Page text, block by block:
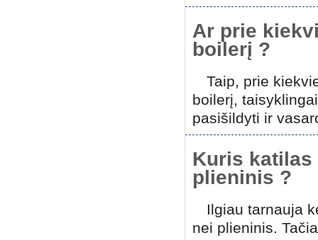
Ar prie
boilerį ?
Taip, prie
boilerį,
pasišildyti ir
Kuris
plieninis ?
Ilgiau tarnauja
nei plieninis.